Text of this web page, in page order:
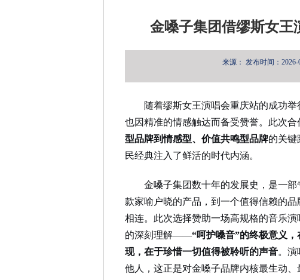
金嗓子集团借缪斯女王
来源： 发布时间：2026-
随着缪斯女王演唱会重庆站的成功
也因精准的情感触达而备受赞誉。此次
型品牌到情感型、价值共鸣型品牌的关键
民经典注入了鲜活的时代内涵。
金嗓子集团数十年的发展史，是一
款家喻户晓的产品，到一个值得信赖的
相连。此次选择赞助一场高规格的音乐
的深刻理解——“呵护嗓音”的终极意义
现，在于珍惜一切值得被聆听的声音。演
他人，这正是对金嗓子品牌内核最生动、